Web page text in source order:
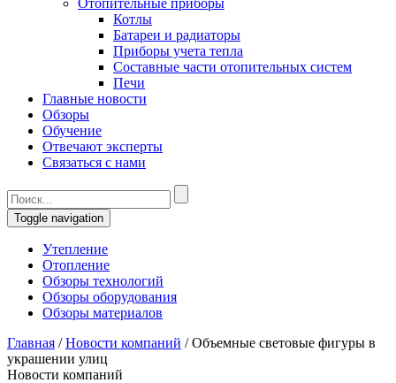
Отопительные приборы
Котлы
Батареи и радиаторы
Приборы учета тепла
Составные части отопительных систем
Печи
Главные новости
Обзоры
Обучение
Отвечают эксперты
Связаться с нами
Toggle navigation
Утепление
Отопление
Обзоры технологий
Обзоры оборудования
Обзоры материалов
Главная /Новости компаний /Объемные световые фигуры в
украшении улиц
Новости компаний